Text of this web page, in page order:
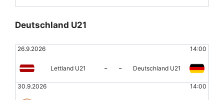
Deutschland U21
26.9.2026 14:00
Lettland U21 - - Deutschland U21
30.9.2026 14:00